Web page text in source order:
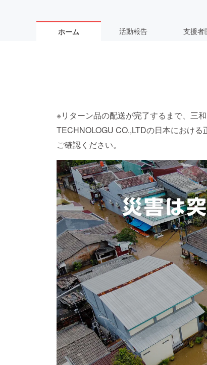
ホーム 活動報告 支援者
※リターン品の配送が完了するまで、三
TECHNOLOGU CO.,LTDの日本におけ
ご確認ください。